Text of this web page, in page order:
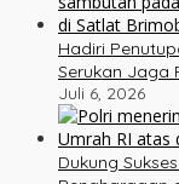
Hadiri
Serukan Jaga
Juli 6, 2026
Dukung